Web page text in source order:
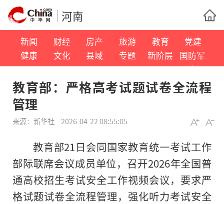
河南
新闻 财经 房产 旅游 教育
党建
健康
文化 县域 专题 新阶层
国防军
事
教育部：严格高考试题试卷全流程
管理
来源： 新华社 2026-04-22 08:55:05
教育部21日会同国家教育统一考试工作
部际联席会议成员单位，召开2026年全国普
通高校招生考试安全工作视频会议，要求严
格试题试卷全流程管理，强化听力考试安全